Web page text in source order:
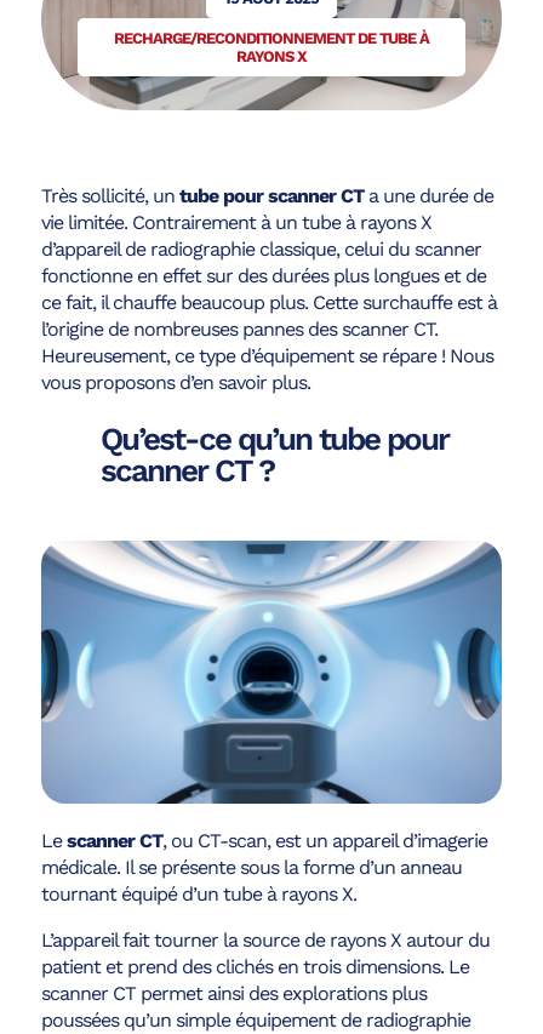
RECHARGE/RECONDITIONNEMENT DE TUBE À
RAYONS X
Très sollicité, un tube pour scanner CTa une durée de
vie limitée. Contrairement à un tube à rayons X
d’appareil de radiographie classique, celui du scanner
fonctionne en effet sur des durées plus longues et de
ce fait, il chauffe beaucoup plus. Cette surchauffe est à
l’origine de nombreuses pannes des scanner CT.
Heureusement, ce type d’équipement se répare ! Nous
vous proposons d’en savoir plus.
Qu’est-ce qu’un tube pour
scanner CT ?
Lescanner CT, ou CT-scan, est un appareil d’imagerie
médicale. Il se présente sous la forme d’un anneau
tournant équipé d’un tube à rayons X.
L’appareil fait tourner la source de rayons X autour du
patient et prend des clichés en trois dimensions. Le
scanner CT permet ainsi des explorations plus
poussées qu’un simple équipement de radiographie